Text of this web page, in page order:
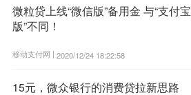
微粒贷上线“微信版”备用金 与“支付宝
版”不同！
移动支付网 | 2020/12/24 18:22:58
15元，微众银行的消费贷拉新思路